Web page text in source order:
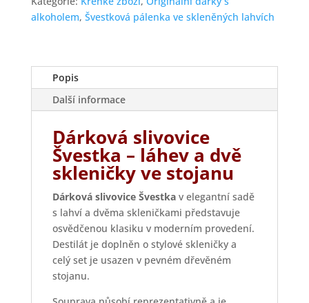
skleničky
množství
alkoholem, Švestková pálenka ve skleněných lahvích
Popis
Další informace
Dárková slivovice
Švestka – láhev a dvě
skleničky ve stojanu
Dárková slivovice Švestkav elegantní sadě
s lahví a dvěma skleničkami představuje
osvědčenou klasiku v moderním provedení.
Destilát je doplněn o stylové skleničky a
celý set je usazen v pevném dřevěném
stojanu.